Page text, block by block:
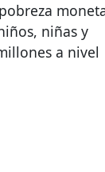
niñas y
a nivel